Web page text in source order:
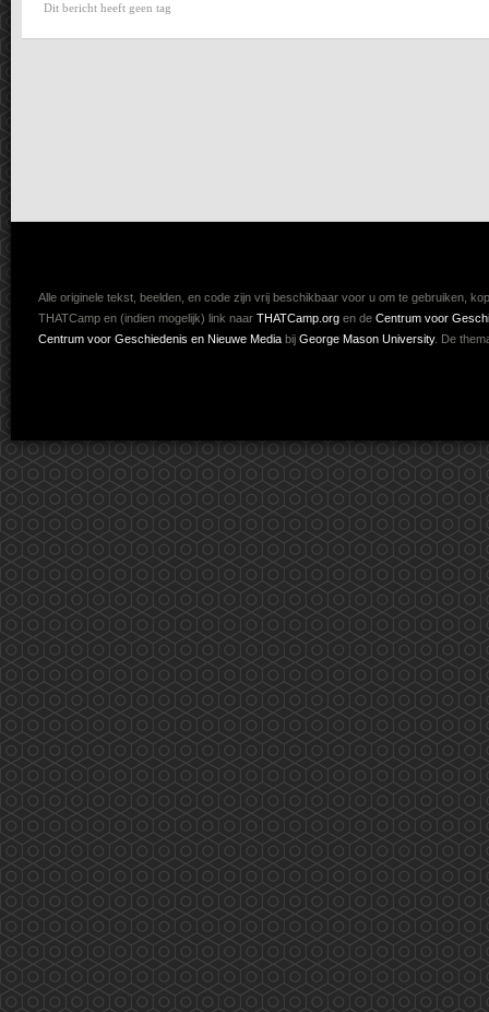
Dit bericht heeft geen tag
Alle originele tekst, beelden, en code zijn vrij beschikbaar voor u om te gebruiken,
THATCamp en (indien mogelijk) link naar THATCamp.org en de Centrum voor
Centrum voor Geschiedenis en Nieuwe Media bij George Mason University. De